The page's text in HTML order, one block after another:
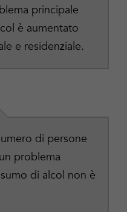
principale
è aumentato
e residenziale.
di persone
problema
di alcol non è